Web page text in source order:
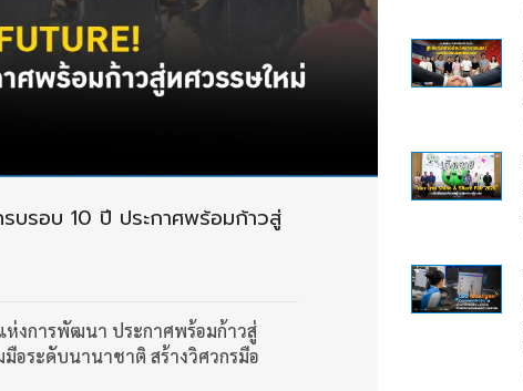
บรอบ 10 ปี ประกาศพร้อมก้าวสู่
งการพัฒนา ประกาศพร้อมก้าวสู่
อระดับนานาชาติ สร้างวิศวกรมือ